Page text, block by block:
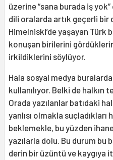
üzerine “sana burada iş
dili oralarda artık geçerli bir
Himelniski’de yaşayan Türk
konuşan birilerini
irkildiklerini söylüyor.
Hala sosyal medya
kullanılıyor. Belki de halkın
Orada yazılanlar batıdaki
yanlısı olmakla
beklemekle, bu yüzden
yazılarla dolu. Bu durum bu
derin bir üzüntü ve kaygıya